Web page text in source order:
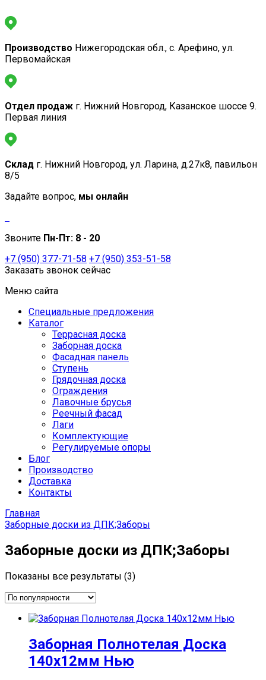
Производство Нижегородская обл., с. Арефино, ул.
Первомайская
Отдел продаж г. Нижний Новгород, Казанское шоссе 9.
Первая линия
Склад г. Нижний Новгород, ул. Ларина, д.27к8, павильон
8/5
Задайте вопрос, мы онлайн
Звоните Пн-Пт: 8 - 20
+7 (950) 377-71-58 +7 (950) 353-51-58
Заказать звонок сейчас
Меню сайта
Специальные предложения
Каталог
Террасная доска
Заборная доска
Фасадная панель
Ступень
Грядочная доска
Ограждения
Лавочные брусья
Реечный фасад
Лаги
Комплектующие
Регулируемые опоры
Блог
Производство
Доставка
Контакты
Главная
Заборные доски из ДПК;Заборы
Заборные доски из ДПК;Заборы
Показаны все результаты (3)Сортировка:
Заборная Полнотелая Доска
140х12мм Нью